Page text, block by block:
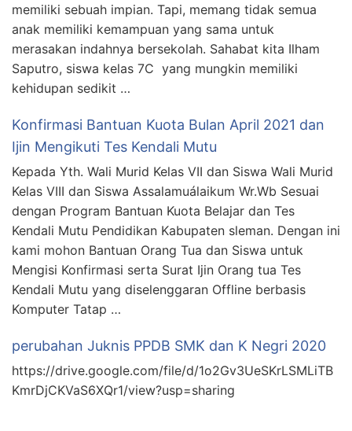
memiliki sebuah impian. Tapi, memang tidak semua
anak memiliki kemampuan yang sama untuk
merasakan indahnya bersekolah. Sahabat kita Ilham
Saputro, siswa kelas 7C yang mungkin memiliki
kehidupan sedikit …
Konfirmasi Bantuan Kuota Bulan April 2021 dan
Ijin Mengikuti Tes Kendali Mutu
Kepada Yth. Wali Murid Kelas VII dan Siswa Wali Murid
Kelas VIII dan Siswa Assalamuálaikum Wr.Wb Sesuai
dengan Program Bantuan Kuota Belajar dan Tes
Kendali Mutu Pendidikan Kabupaten sleman. Dengan ini
kami mohon Bantuan Orang Tua dan Siswa untuk
Mengisi Konfirmasi serta Surat Ijin Orang tua Tes
Kendali Mutu yang diselenggaran Offline berbasis
Komputer Tatap …
perubahan Juknis PPDB SMK dan K Negri 2020
https://drive.google.com/file/d/1o2Gv3UeSKrLSMLiTB
KmrDjCKVaS6XQr1/view?usp=sharing